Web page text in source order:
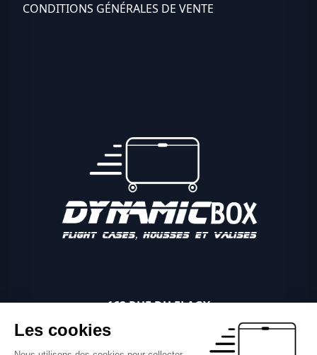
CONDITIONS GÉNÉRALES DE VENTE
162 RUE DU FLAGY
Les cookies